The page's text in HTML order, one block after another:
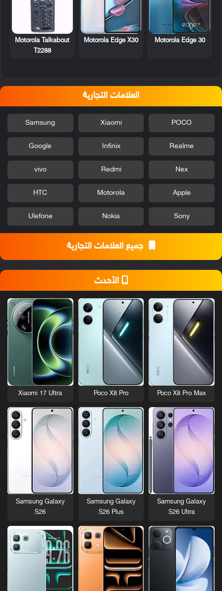
Motorola Edge 30
Motorola Edge X30
Motorola Talkabout
T2288
العلامات التجارية
POCO
Xiaomi
Samsung
Realme
Infinix
Google
Nex
Redmi
vivo
Apple
Motorola
HTC
Sony
Nokia
Ulefone
جميع العلامات التجارية
الأحدث
Poco X8 Pro Max
Poco X8 Pro
Xiaomi 17 Ultra
Samsung Galaxy
S26 Ultra
Samsung Galaxy
S26 Plus
Samsung Galaxy
S26